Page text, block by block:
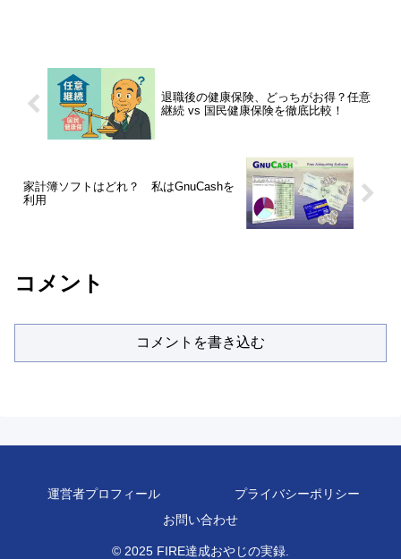
退職後の健康保険、どっちがお得？任意
継続 vs 国民健康保険を徹底比較！
家計簿ソフトはどれ？ 私はGnuCashを
利用
コメント
コメントを書き込む
運営者プロフィール
プライバシーポリシー
お問い合わせ
© 2025 FIRE達成おやじの実録.